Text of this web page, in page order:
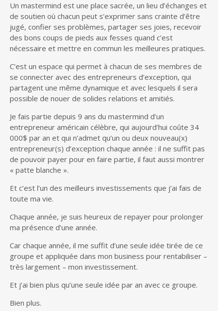
Un mastermind est une place sacrée, un lieu d’échanges et
de soutien où chacun peut s’exprimer sans crainte d’être
jugé, confier ses problèmes, partager ses joies, recevoir
des bons coups de pieds aux fesses quand c’est
nécessaire et mettre en commun les meilleures pratiques.
C’est un espace qui permet à chacun de ses membres de
se connecter avec des entrepreneurs d’exception, qui
partagent une même dynamique et avec lesquels il sera
possible de nouer de solides relations et amitiés.
Je fais partie depuis 9 ans du mastermind d’un
entrepreneur américain célèbre, qui aujourd’hui coûte 34
000$ par an et qui n’admet qu’un ou deux nouveau(x)
entrepreneur(s) d’exception chaque année : il ne suffit pas
de pouvoir payer pour en faire partie, il faut aussi montrer
« patte blanche ».
Et c’est l’un des meilleurs investissements que j’ai fais de
toute ma vie.
Chaque année, je suis heureux de repayer pour prolonger
ma présence d’une année.
Car chaque année, il me suffit d’une seule idée tirée de ce
groupe et appliquée dans mon business pour rentabiliser –
très largement – mon investissement.
Et j’ai bien plus qu’une seule idée par an avec ce groupe.
Bien plus.